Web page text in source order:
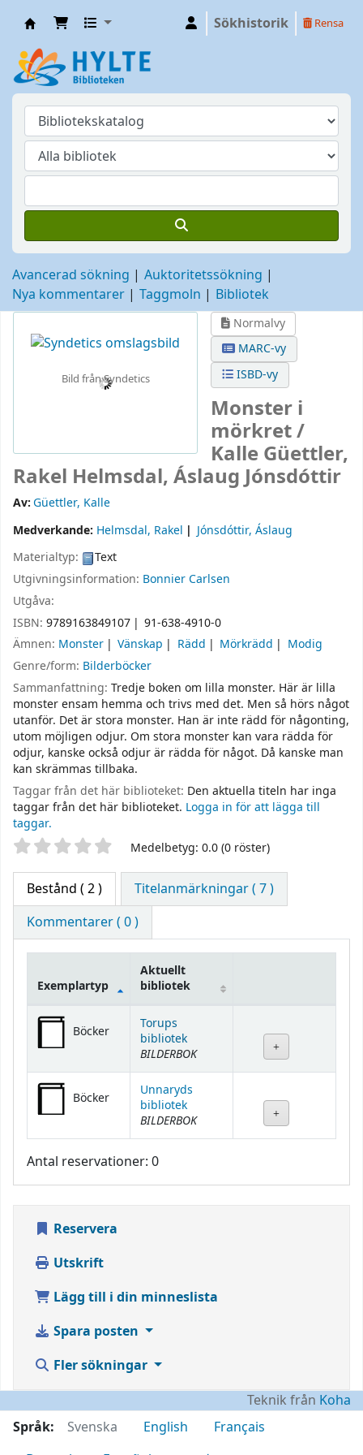
Sökhistorik Rensa
Avancerad sökning
Auktoritetssökning
Nya kommentarer
Taggmoln Bibliotek
Bild från Syndetics
Normalvy
MARC-vy
ISBD-vy
Monster i
mörkret /
Kalle Güettler,
Rakel Helmsdal, Áslaug Jónsdóttir
Av:Güettler, Kalle
Medverkande: Helmsdal, Rakel
Jónsdóttir, Áslaug
Materialtyp:
Text
Utgivningsinformation: Bonnier Carlsen
Utgåva:
ISBN: 9789163849107
91-638-4910-0
Ämnen: Monster Vänskap Rädd Mörkrädd
Modig
Genre/form: Bilderböcker
Sammanfattning: Tredje boken om lilla monster. Här är lilla
monster ensam hemma och trivs med det. Men så hörs något
utanför. Det är stora monster. Han är inte rädd för någonting,
utom möjligen odjur. Om stora monster kan vara rädda för
odjur, kanske också odjur är rädda för något. Då kanske man
kan skrämmas tillbaka.
Taggar från det här biblioteket: Den aktuella titeln har inga
taggar från det här biblioteket. Logga in för att lägga till
taggar.
Betyg Medelbetyg: 0.0 (0 röster)
Bestånd ( 2 )
Titelanmärkningar ( 7 )
Kommentarer ( 0 )
Bestånd
Exemplartyp
Aktuellt
bibliotek
Böcker
Torups
bibliotek
BILDERBOK
Böcker
Unnaryds
bibliotek
BILDERBOK
Antal reservationer: 0
Reservera
Utskrift
Lägg till i din minneslista
Spara posten
Fler sökningar
Teknik från Koha
Språk:
Svenska English
Français